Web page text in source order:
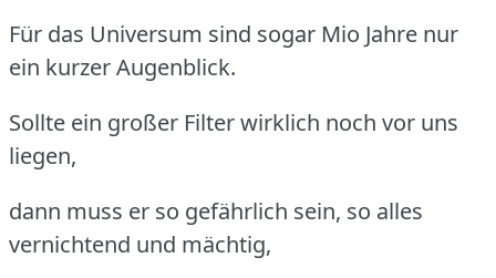
Für das Universum sind sogar Mio Jahre nur
ein kurzer Augenblick.
Sollte ein großer Filter wirklich noch vor uns
liegen,
dann muss er so gefährlich sein, so alles
vernichtend und mächtig,